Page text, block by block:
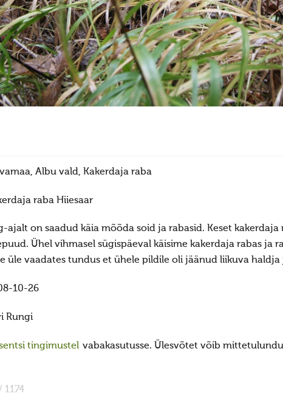
Albu vald, Kakerdaja raba
raba Hiiesaar
ajalt on saadud käia mõõda soid ja rabasid. Keset
Ühel vihmasel sügispäeval käisime kakerdaja rabas ja
üle vaadates tundus et ühele pildile oli jäänud liikuva haldja
10-26
Rungi
tingimustel vabakasutusse. Ülesvõtet võib
1174